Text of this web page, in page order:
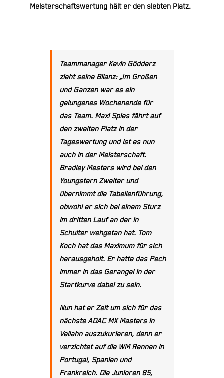
Meisterschaftswertung hält er den siebten Platz.
TeammanagerKevin Gödderz
zieht seine Bilanz: „Im Großen
und Ganzen war es ein
gelungenes Wochenende für
das Team. Maxi Spies fährt auf
den zweiten Platz in der
Tageswertung und ist es nun
auch in der Meisterschaft.
Bradley Mesters wird bei den
Youngstern Zweiter und
übernimmt die Tabellenführung,
obwohl er sich bei einem Sturz
im dritten Lauf an der in
Schulter wehgetan hat. Tom
Koch hat das Maximum für sich
herausgeholt. Er hatte das Pech
immer in das Gerangel in der
Startkurve dabei zu sein.
Nun hat er Zeit um sich für das
nächste ADAC MX Masters in
Vellahn auszukurieren, denn er
verzichtet auf die WM Rennen in
Portugal, Spanien und
Frankreich. Die Junioren 85,